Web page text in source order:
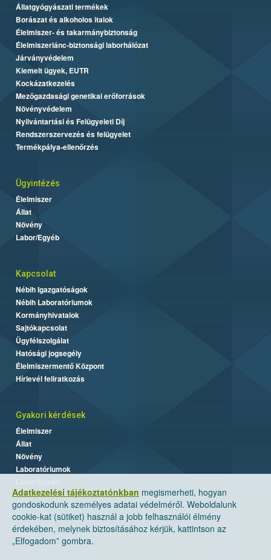
Adatkezelési tájékoztatónkban megismerheti, hogyan
gondoskodunk személyes adatai védelméről. Weboldalunk
cookie-kat (sütiket) használ a jobb felhasználói élmény
érdekében, melynek biztosításához kérjük, kattintson az
„Elfogadom” gombra.
Állatgyógyászati termékek
Borászat és alkoholos italok
Élelmiszer- és takarmánybiztonság
Élelmiszerlánc-biztonsági laborhálózat
Járványvédelem
Kiemelt ügyek, EUTR
Kockázatkezelés
Mezőgazdasági genetikai erőforrások
Növényvédelem
Nyilvántartási és Felügyeleti Díj
Rendszerszervezés és felügyelet
Termékpálya-ellenőrzés
Ügyintézés
Élelmiszer
Állat
Növény
Labor/Egyéb
Kapcsolat
Nébih Igazgatóságok
Nébih Laboratóriumok
Kormányhivatalok
Sajtókapcsolat
Ügyfélszolgálat
Hatósági jogsegély
Élelmiszermentő Központ
Hírlevél feliratkozás
Gyakori kérdések
Élelmiszer
Állat
Növény
Laboratóriumok